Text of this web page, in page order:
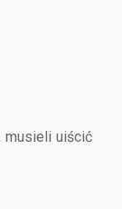
musieli uiścić